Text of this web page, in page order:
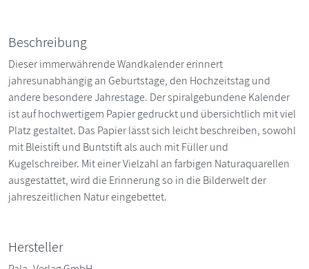
Beschreibung
Dieser immerwährende Wandkalender erinnert
jahresunabhängig an Geburtstage, den Hochzeitstag und
andere besondere Jahrestage. Der spiralgebundene Kalender
ist auf hochwertigem Papier gedruckt und übersichtlich mit viel
Platz gestaltet. Das Papier lässt sich leicht beschreiben, sowohl
mit Bleistift und Buntstift als auch mit Füller und
Kugelschreiber. Mit einer Vielzahl an farbigen Naturaquarellen
ausgestattet, wird die Erinnerung so in die Bilderwelt der
jahreszeitlichen Natur eingebettet.
Hersteller